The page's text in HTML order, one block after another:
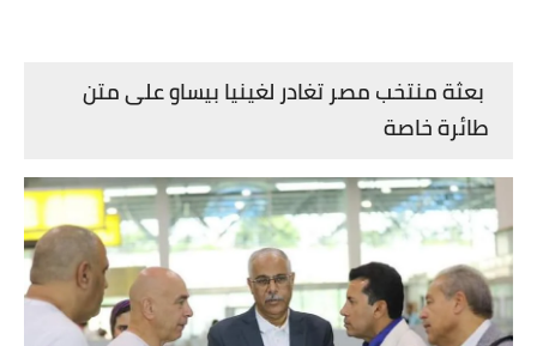
بعثة منتخب مصر تغادر لغينيا بيساو على متن
طائرة خاصة